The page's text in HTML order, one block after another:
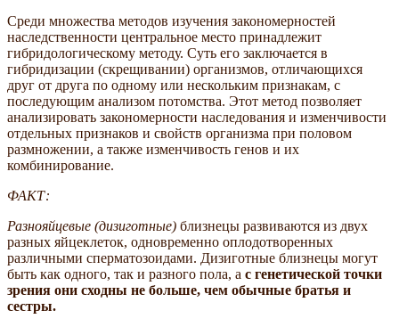
Среди множества методов изучения закономерностей
наследственности центральное место принадлежит
гибридологическому методу. Суть его заключается в
гибридизации (скрещивании) организмов, отличающихся
друг от друга по одному или нескольким признакам, с
последующим анализом потомства. Этот метод позволяет
анализировать закономерности наследования и изменчивости
отдельных признаков и свойств организма при половом
размножении, а также изменчивость генов и их
комбинирование.
ФАКТ:
Разнояйцевые (дизиготные) близнецы развиваются из двух
разных яйцеклеток, одновременно оплодотворенных
различными сперматозоидами. Дизиготные близнецы могут
быть как одного, так и разного пола, а с генетической точки
зрения они сходны не больше, чем обычные братья и
сестры.